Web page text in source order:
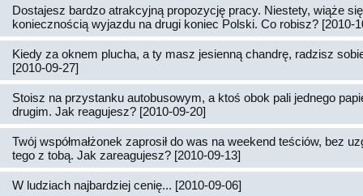
Dostajesz bardzo atrakcyjną propozycję pracy. Niestety, wiąże
koniecznością wyjazdu na drugi koniec Polski. Co robisz? [2010-
Kiedy za oknem plucha, a ty masz jesienną chandrę, radzisz
[2010-09-27]
Stoisz na przystanku autobusowym, a ktoś obok pali jednego
drugim. Jak reagujesz? [2010-09-20]
Twój współmałżonek zaprosił do was na weekend teściów, bez
tego z tobą. Jak zareagujesz? [2010-09-13]
W ludziach najbardziej cenię... [2010-09-06]